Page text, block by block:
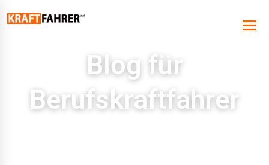
Blog für
Berufskraftfahrer